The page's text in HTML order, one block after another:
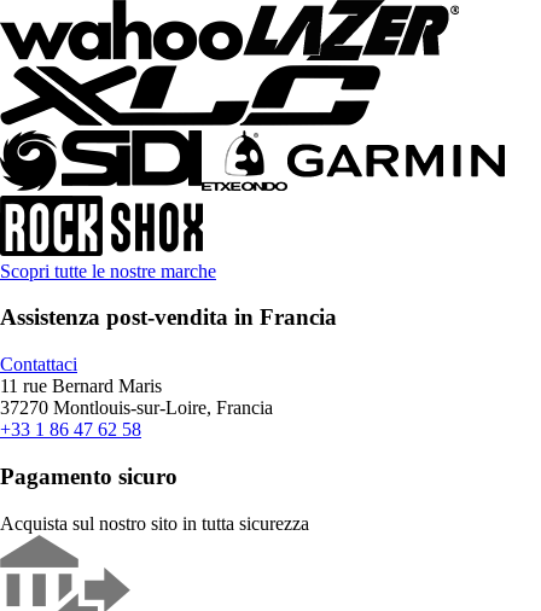
Scopri tutte le nostre marche
Assistenza post-vendita in Francia
Contattaci
11 rue Bernard Maris
37270 Montlouis-sur-Loire, Francia
+33 1 86 47 62 58
Pagamento sicuro
Acquista sul nostro sito in tutta sicurezza